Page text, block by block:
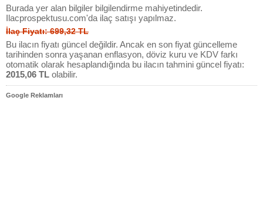
Burada yer alan bilgiler bilgilendirme mahiyetindedir.
Ilacprospektusu.com'da ilaç satışı yapılmaz.
İlaç Fiyatı: 699,32 TL
Bu ilacın fiyatı güncel değildir. Ancak en son fiyat güncelleme
tarihinden sonra yaşanan enflasyon, döviz kuru ve KDV farkı
otomatik olarak hesaplandığında bu ilacın tahmini güncel fiyatı:
2015,06 TL olabilir.
Google Reklamları